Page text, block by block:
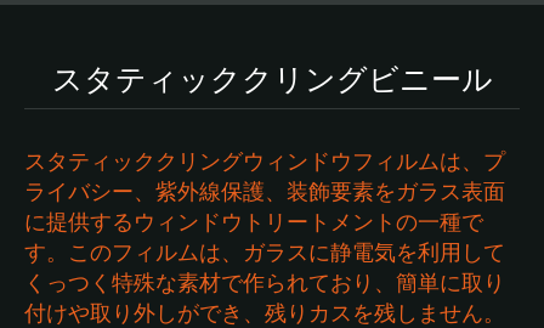
スタティッククリングビニール
スタティッククリングウィンドウフィルムは、プ
ライバシー、紫外線保護、装飾要素をガラス表面
に提供するウィンドウトリートメントの一種で
す。このフィルムは、ガラスに静電気を利用して
くっつく特殊な素材で作られており、簡単に取り
付けや取り外しができ、残りカスを残しません。